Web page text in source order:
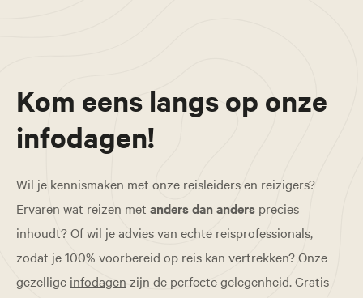
Kom eens langs op onze
infodagen!
Wil je kennismaken met onze reisleiders en reizigers?
Ervaren wat reizen met anders dan anders precies
inhoudt? Of wil je advies van echte reisprofessionals,
zodat je 100% voorbereid op reis kan vertrekken? Onze
gezellige infodagen zijn de perfecte gelegenheid. Gratis